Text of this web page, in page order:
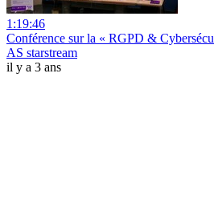
1:19:46
Conférence sur la « RGPD &
AS starstream
il y a 3 ans